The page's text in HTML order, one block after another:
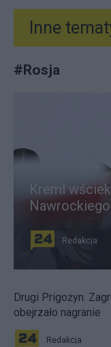
Inne
#Rosja
Kreml
Redakcja
Drugi Prigożyn.
obejrzało nagranie
Redakcja